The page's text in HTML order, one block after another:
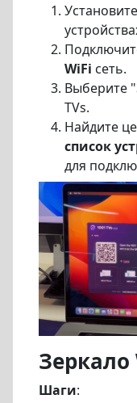
WiFi сеть.
Выберите "
TVs.
Найдите
список
для
Зеркало
Шаги: